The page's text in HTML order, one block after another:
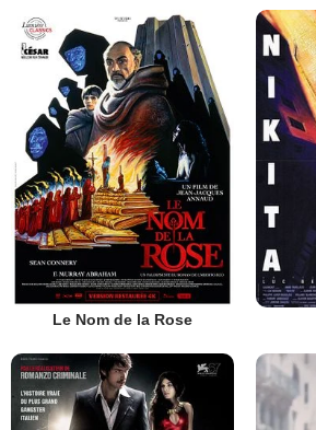
Le Nom de la Rose